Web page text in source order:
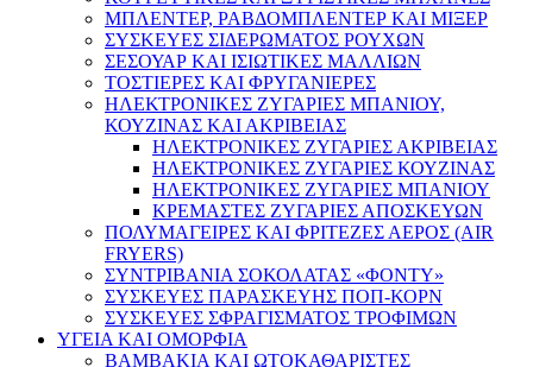
ΜΠΛΕΝΤΕΡ, ΡΑΒΔΟΜΠΛΕΝΤΕΡ ΚΑΙ ΜΙΞΕΡ
ΣΥΣΚΕΥΕΣ ΣΙΔΕΡΩΜΑΤΟΣ ΡΟΥΧΩΝ
ΣΕΣΟΥΑΡ ΚΑΙ ΙΣΙΩΤΙΚΕΣ ΜΑΛΛΙΩΝ
ΤΟΣΤΙΕΡΕΣ ΚΑΙ ΦΡΥΓΑΝΙΕΡΕΣ
ΗΛΕΚΤΡΟΝΙΚΕΣ ΖΥΓΑΡΙΕΣ ΜΠΑΝΙΟΥ,
ΚΟΥΖΙΝΑΣ ΚΑΙ ΑΚΡΙΒΕΙΑΣ
ΗΛΕΚΤΡΟΝΙΚΕΣ ΖΥΓΑΡΙΕΣ ΑΚΡΙΒΕΙΑΣ
ΗΛΕΚΤΡΟΝΙΚΕΣ ΖΥΓΑΡΙΕΣ ΚΟΥΖΙΝΑΣ
ΗΛΕΚΤΡΟΝΙΚΕΣ ΖΥΓΑΡΙΕΣ ΜΠΑΝΙΟΥ
ΚΡΕΜΑΣΤΕΣ ΖΥΓΑΡΙΕΣ ΑΠΟΣΚΕΥΩΝ
ΠΟΛΥΜΑΓΕΙΡΕΣ ΚΑΙ ΦΡΙΤΕΖΕΣ ΑΕΡΟΣ (AIR
FRYERS)
ΣΥΝΤΡΙΒΑΝΙΑ ΣΟΚΟΛΑΤΑΣ «ΦΟΝΤΥ»
ΣΥΣΚΕΥΕΣ ΠΑΡΑΣΚΕΥΗΣ ΠΟΠ-ΚΟΡΝ
ΣΥΣΚΕΥΕΣ ΣΦΡΑΓΙΣΜΑΤΟΣ ΤΡΟΦΙΜΩΝ
ΥΓΕΙΑ ΚΑΙ ΟΜΟΡΦΙΑ
ΒΑΜΒΑΚΙΑ ΚΑΙ ΩΤΟΚΑΘΑΡΙΣΤΕΣ